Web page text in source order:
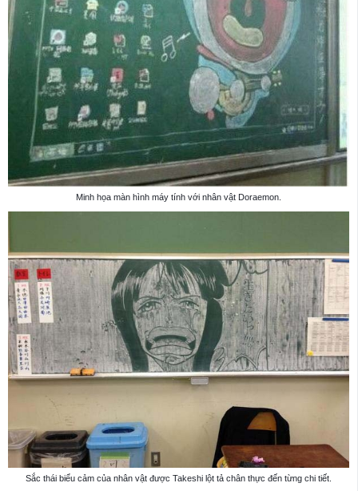
Minh họa màn hình máy tính với nhân vật Doraemon.
Sắc thái biểu cảm của nhân vật được Takeshi lột tả chân thực đến từng chi tiết.